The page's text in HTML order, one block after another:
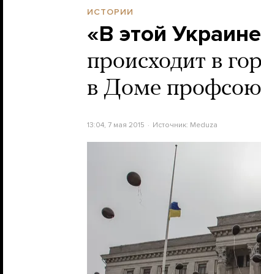
ИСТОРИИ
«В этой
происходит в
в Доме
13:04, 7 мая 2015 Источник: Meduza